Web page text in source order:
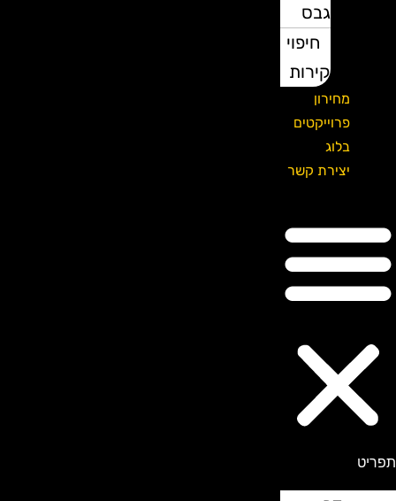
גבס
חיפוי
קירות
מחירון
פרוייקטים
בלוג
יצירת קשר